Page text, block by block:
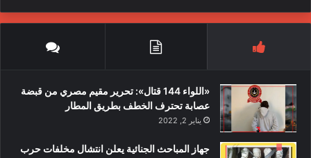
«اللواء 144 قتال»: تحرير مقيم مصري من قبضة
عصابة تحترف الخطف بطريق المطار
يناير 2, 2022
جهاز المباحث الجنائية يعلن انتشال مخلفات حرب